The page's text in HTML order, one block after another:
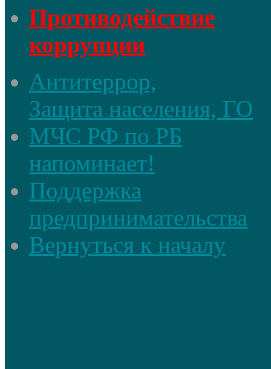
Противодействие
коррупции
Антитеррор,
Защита населения, ГО
МЧС РФ по РБ
напоминает!
Поддержка
предпринимательства
Вернуться к началу